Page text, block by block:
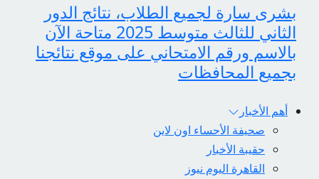
بشرى سارة لجميع الطلاب، نتائج الدور
الثاني للثالث متوسط 2025 متاحة الآن
بالاسم ورقم الامتحاني على موقع نتائجنا
بجميع المحافظات
أهم الأخبار
صحيفة الأحساء اون لاين
حقيبة الأخبار
القاهرة اليوم نيوز